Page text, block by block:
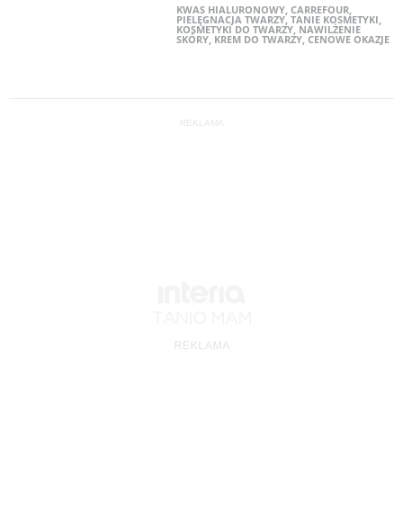
KWAS HIALURONOWY,CARREFOUR,
PIELĘGNACJA TWARZY,TANIE KOSMETYKI,
KOSMETYKI DO TWARZY, NAWILŻENIE
SKÓRY, KREM DO TWARZY,CENOWE OKAZJE
REKLAMA